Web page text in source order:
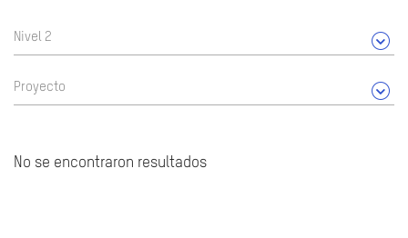
Nivel 2
Proyecto
No se encontraron resultados